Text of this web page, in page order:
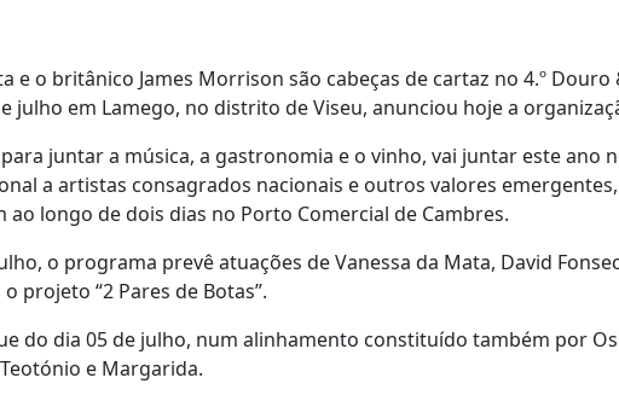
e o britânico James Morrison são cabeças de cartaz no 4.º
julho em Lamego, no distrito de Viseu, anunciou hoje a
juntar a música, a gastronomia e o vinho, vai juntar este ano
a artistas consagrados nacionais e outros valores
ao longo de dois dias no Porto Comercial de Cambres.
o programa prevê atuações de Vanessa da Mata, David
projeto “2 Pares de Botas”.
do dia 05 de julho, num alinhamento constituído também por
e Margarida.